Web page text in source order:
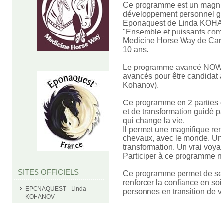
SITES OFFICIELS
EPONAQUEST - Linda
KOHANOV
Ce programme est un
développement personnel
Eponaquest de Linda
"Ensemble et puissants
Medicine Horse Way de
10 ans.
Le programme avancé
avancés pour être candidat
Kohanov).
Ce programme en 2
et de transformation guidé
qui change la vie.
Il permet une magnifique
chevaux, avec le monde.
transformation. Un vrai
Participer à ce programme
Ce programme permet de
renforcer la confiance en
personnes en transition de